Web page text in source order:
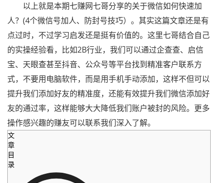
以上就是本期七赚网七哥分享的关于微信如何快速加
人？(4个微信号加人、防封号技巧）。其实这篇文章还是有
点过时，不过学习启发还是挺有价值的。这里七哥结合自己
的实操经验看，比如2B行业，我们可以通过企查查、启信
宝、天眼查甚至抖音、公众号等平台找到精准客户联系方
式，不要用电脑软件，而是用手机手动添加，这样不但可以
提升我们添加好友的精准度，还能有效提升我们微信添加好
友的通过率，这样能够大大降低我们账户被封的风险。更多
操作感兴趣的赚友可以联系我们深入了解。
文
章
目
录